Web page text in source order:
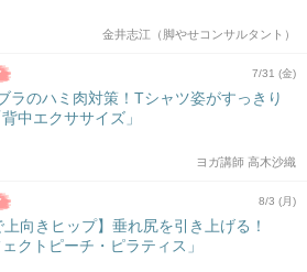
金井志江（脚やせコンサルタント）
7/31 (金)
ラのハミ肉対策！Tシャツ姿がすっきり
中エクササイズ」
ヨガ講師 高木沙織
8/3 (月)
上向きヒップ】垂れ尻を引き上げる！
ェクトピーチ・ピラティス」